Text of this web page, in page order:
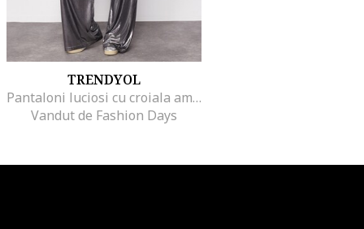
TRENDYOL
Pantaloni luciosi cu croiala ampla
Vandut de Fashion Days